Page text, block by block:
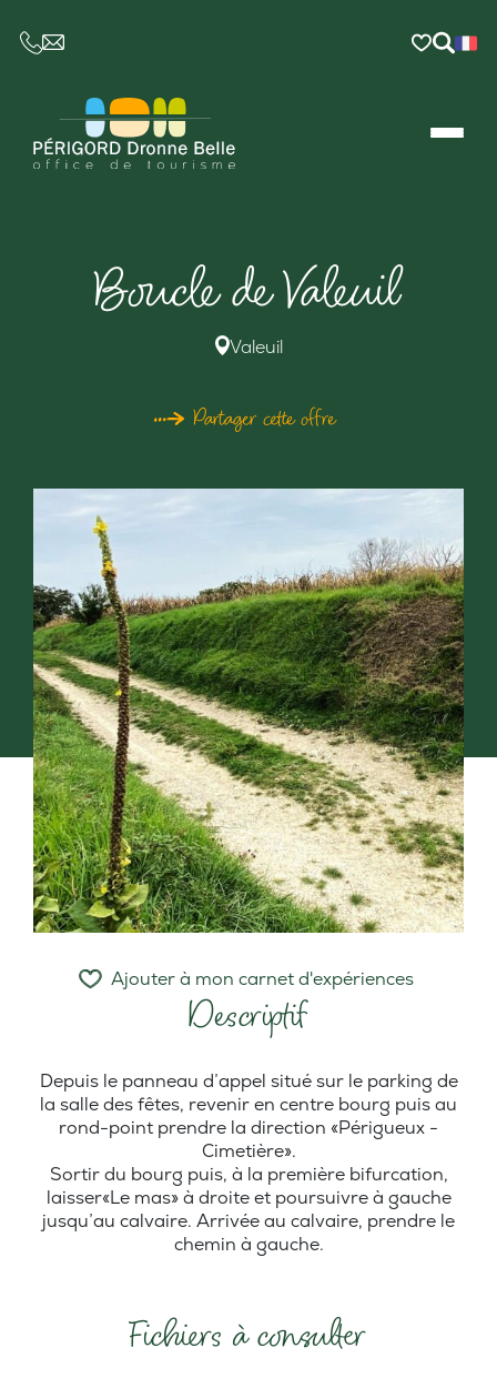
CE LIEN OUVRIRA VOTRE LOGICIEL DE
Boucle de Valeuil
Valeuil
Partager cette offre
Descriptif
Ajouter à mon carnet d'expériences
Depuis le panneau d’appel situé sur le parking de
la salle des fêtes, revenir en centre bourg puis au
rond-point prendre la direction «Périgueux -
Cimetière».
Sortir du bourg puis, à la première bifurcation,
laisser«Le mas» à droite et poursuivre à gauche
jusqu’au calvaire. Arrivée au calvaire, prendre le
chemin à gauche.
Fichiers à consulter